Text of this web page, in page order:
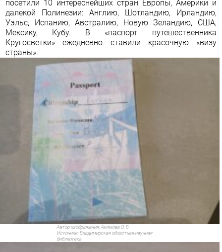
посетили 10 интереснейших стран Европы, Америки и
далекой Полинезии: Англию, Шотландию, Ирландию,
Уэльс, Испанию, Австралию, Новую Зеландию, США,
Мексику, Кубу. В «паспорт путешественника
Кругосветки» ежедневно ставили красочную «визу
страны».
Автор изображения:Акимова О. В.
Источник:Владимирская областная научная
библиотека